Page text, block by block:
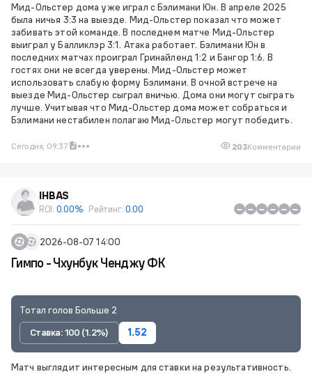
Мид-Ольстер дома уже играл с Бэлимани Юн. В апреле 2025
была ничья 3:3 на выезде. Мид-Ольстер показал что может
забивать этой команде. В последнем матче Мид-Ольстер
выиграл у Балликлэр 3:1. Атака работает. Бэлимани Юн в
последних матчах проиграл Гринайленд 1:2 и Бангор 1:6. В
гостях они не всегда уверены. Мид-Ольстер может
использовать слабую форму Бэлимани. В очной встрече на
выезде Мид-Ольстер сыграл вничью. Дома они могут сыграть
лучше. Учитывая что Мид-Ольстер дома может собраться и
Бэлимани нестабилен полагаю Мид-Ольстер могут победить.
Сегодня, 09:37 203Комментарии
IHBAS
ROI: 0.00% Рейтинг: 0.00
2026-08-07 14:00
Гимпо - Чхунбук Ченджу ФК
Тотал голов Больше 2
Ставка: 100 (1.2%)
1.52
Матч выглядит интересным для ставки на результативность.